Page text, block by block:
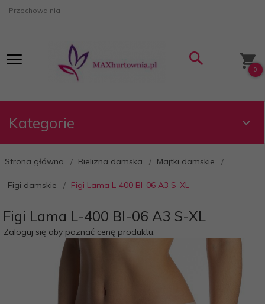
Przechowalnia
0
Kategorie
Strona główna Bielizna damska Majtki damskie
Figi damskie Figi Lama L-400 BI-06 A3 S-XL
Figi Lama L-400 BI-06 A3 S-XL
Zaloguj się aby poznać cenę produktu.